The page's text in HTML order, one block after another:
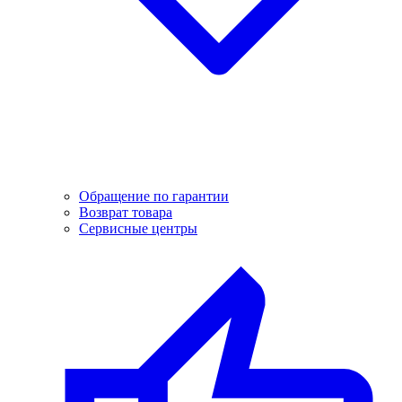
Обращение по гарантии
Возврат товара
Сервисные центры